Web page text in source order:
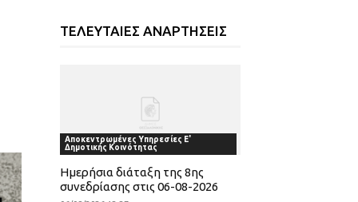
& Καινοτομία (ΕΠΑνΕΚ)»
ΤΕΛΕΥΤΑΙΕΣ ΑΝΑΡΤΗΣΕΙΣ
Αποκεντρωμένες Υπηρεσίες Ε'
Δημοτικής Κοινότητας
Ημερήσια διάταξη της 8ης
συνεδρίασης στις 06-08-2026